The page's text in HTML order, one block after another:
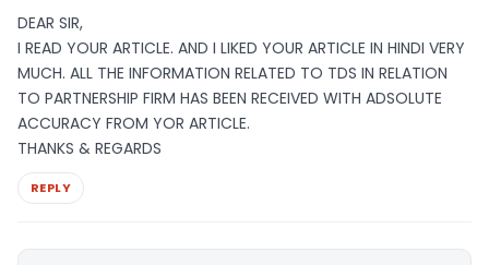
DEAR SIR,
I READ YOUR ARTICLE. AND I LIKED YOUR ARTICLE IN HINDI VERY
MUCH. ALL THE INFORMATION RELATED TO TDS IN RELATION
TO PARTNERSHIP FIRM HAS BEEN RECEIVED WITH ADSOLUTE
ACCURACY FROM YOR ARTICLE.
THANKS & REGARDS
REPLY